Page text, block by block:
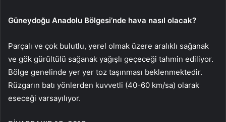
Güneydoğu Anadolu Bölgesi’nde hava nasıl olacak?
Parçalı ve çok bulutlu, yerel olmak üzere aralıklı sağanak
ve gök gürültülü sağanak yağışlı geçeceği tahmin ediliyor.
Bölge genelinde yer yer toz taşınması beklenmektedir.
Rüzgarın batı yönlerden kuvvetli (40-60 km/sa) olarak
eseceği varsayılıyor.